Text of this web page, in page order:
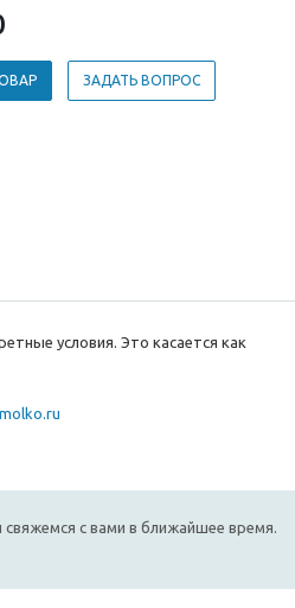
ЗАДАТЬ ВОПРОС
условия. Это касается как
свяжемся с вами в ближайшее время.